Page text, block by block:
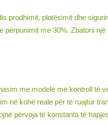
prodhimit, plotësimit dhe
me 30%. Zbatoni
me modele me kontroll të
në kohë reale për të ruajtur
përvoja të konstanta të